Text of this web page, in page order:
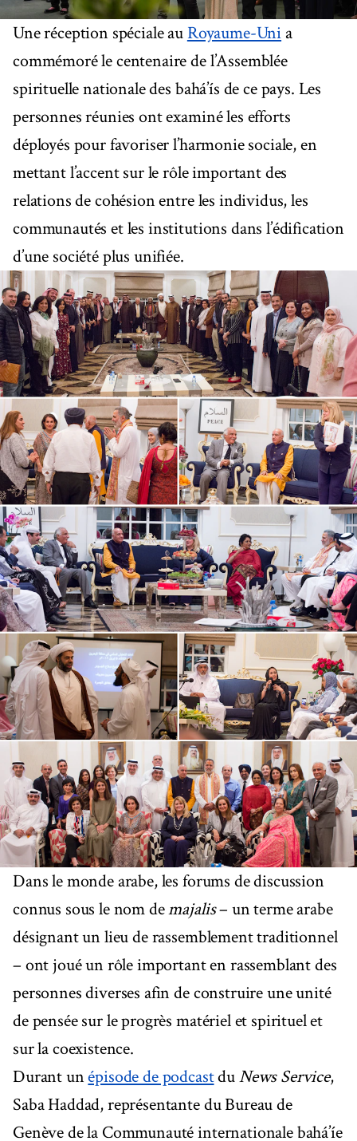
Une réception spéciale au Royaume-Uni a
commémoré le centenaire de l’Assemblée
spirituelle nationale des bahá’ís de ce pays. Les
personnes réunies ont examiné les efforts
déployés pour favoriser l’harmonie sociale, en
mettant l’accent sur le rôle important des
relations de cohésion entre les individus, les
communautés et les institutions dans l’édification
d’une société plus unifiée.
Dans le monde arabe, les forums de discussion
connus sous le nom demajalis– un terme arabe
désignant un lieu de rassemblement traditionnel
– ont joué un rôle important en rassemblant des
personnes diverses afin de construire une unité
de pensée sur le progrès matériel et spirituel et
sur la coexistence.
Durant unépisode de podcastduNews Service,
Saba Haddad, représentante du Bureau de
Genève de la Communauté internationale bahá’íe